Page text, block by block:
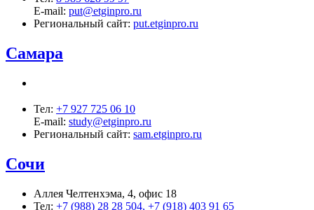
E-mail: put@etginpro.ru
Региональный сайт: put.etginpro.ru
Самара
Тел: +7 927 725 06 10
E-mail: study@etginpro.ru
Региональный сайт: sam.etginpro.ru
Сочи
Аллея Челтенхэма, 4, офис 18
Тел: +7 (988) 28 28 504, +7 (918) 403 91 65